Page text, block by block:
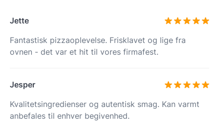
Jette
Fantastisk pizzaoplevelse. Frisklavet og lige fra
ovnen - det var et hit til vores firmafest.
Jesper
Kvalitetsingredienser og autentisk smag. Kan varmt
anbefales til enhver begivenhed.